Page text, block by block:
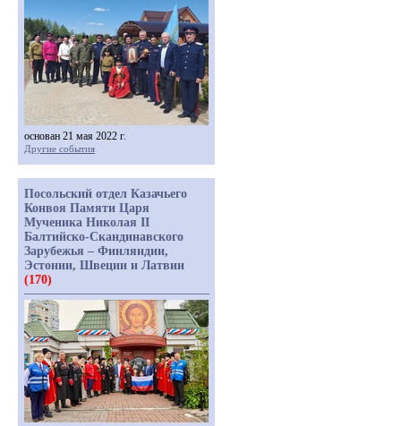
основан 21 мая 2022 г.
Другие события
Посольский отдел Казачьего
Конвоя Памяти Царя
Мученика Николая II
Балтийско-Скандинавского
Зарубежья – Финляндии,
Эстонии, Швеции и Латвии
(170)